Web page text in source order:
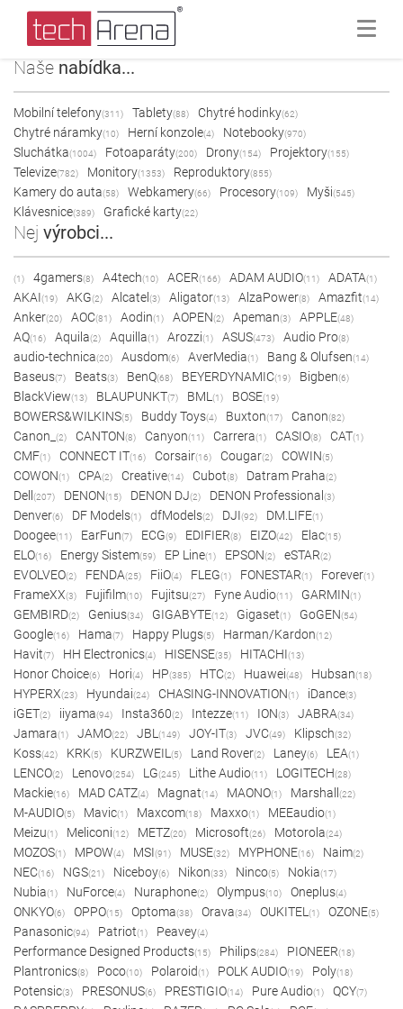
Naše nabídka...
Mobilní telefony(311) Tablety(88) Chytré hodinky(62)
Chytré náramky(10) Herní konzole(4) Notebooky(970)
Sluchátka(1004) Fotoaparáty(200) Drony(154) Projektory(155)
Televize(782) Monitory(1353) Reproduktory(855)
Kamery do auta(58) Webkamery(66) Procesory(109) Myši(545)
Klávesnice(389) Grafické karty(22)
Nej výrobci...
(1) 4gamers(8) A4tech(10) ACER(166) ADAM AUDIO(11) ADATA(1)
AKAI(19) AKG(2) Alcatel (3) Aligator(13) AlzaPower(8) Amazfit(14)
Anker(20) AOC(81) Aodin(1) AOPEN(2) Apeman(3) APPLE(48)
AQ(16) Aquila(2) Aquilla(1) Arozzi(1) ASUS(473) Audio Pro(8)
audio-technica(20) Ausdom(6) AverMedia(1) Bang & Olufsen(14)
Baseus(7) Beats(3) BenQ(68) BEYERDYNAMIC(19) Bigben(6)
BlackView(13) BLAUPUNKT(7) BML (1) BOSE(19)
BOWERS&WILKINS(5) Buddy Toys(4) Buxton(17) Canon(82)
Canon_ (2) CANTON(8) Canyon(11) Carrera(1) CASIO(8) CAT(1)
CMF(1) CONNECT IT(16) Corsair(16) Cougar(2) COWIN(5)
COWON(1) CPA(2) Creative(14) Cubot(8) Datram Praha(2)
Dell (207) DENON(15) DENON DJ(2) DENON Professional (3)
Denver(6) DF Models(1) dfModels(2) DJI(92) DM.LIFE(1)
Doogee(11) EarFun(7) ECG(9) EDIFIER(8) EIZO(42) Elac(15)
ELO(16) Energy Sistem(59) EP Line(1) EPSON(2) eSTAR(2)
EVOLVEO(2) FENDA(25) FiiO(4) FLEG(1) FONESTAR(1) Forever(1)
FrameXX(3) Fujifilm(10) Fujitsu(27) Fyne Audio(11) GARMIN(1)
GEMBIRD(2) Genius(34) GIGABYTE(12) Gigaset(1) GoGEN(54)
Google(16) Hama(7) Happy Plugs(5) Harman/Kardon(12)
Havit(7) HH Electronics(4) HISENSE(35) HITACHI(13)
Honor Choice(6) Hori(4) HP(385) HTC(2) Huawei(48) Hubsan(18)
HYPERX(23) Hyundai(24) CHASING-INNOVATION(1) iDance(3)
iGET(2) iiyama(94) Insta360(2) Intezze(11) ION(3) JABRA(34)
Jamara(1) JAMO(22) JBL (149) JOY-IT(3) JVC(49) Klipsch(32)
Koss(42) KRK(5) KURZWEIL (5) Land Rover(2) Laney(6) LEA(1)
LENCO(2) Lenovo(254) LG(245) Lithe Audio(11) LOGITECH(28)
Mackie(16) MAD CATZ(4) Magnat(14) MAONO(1) Marshall (22)
M-AUDIO(5) Mavic(1) Maxcom(18) Maxxo(1) MEEaudio(1)
Meizu(1) Meliconi(12) METZ(20) Microsoft(26) Motorola(24)
MOZOS(1) MPOW(4) MSI(91) MUSE(32) MYPHONE(16) Naim(2)
NEC(16) NGS(21) Niceboy(6) Nikon(33) Ninco(5) Nokia(17)
Nubia(1) NuForce(4) Nuraphone(2) Olympus(10) Oneplus(4)
ONKYO(6) OPPO(15) Optoma(38) Orava(34) OUKITEL (1) OZONE(5)
Panasonic(94) Patriot(1) Peavey(4)
Performance Designed Products(15) Philips(284) PIONEER(18)
Plantronics(8) Poco(10) Polaroid(1) POLK AUDIO(19) Poly(18)
Potensic(3) PRESONUS(6) PRESTIGIO(14) Pure Audio(1) QCY(7)